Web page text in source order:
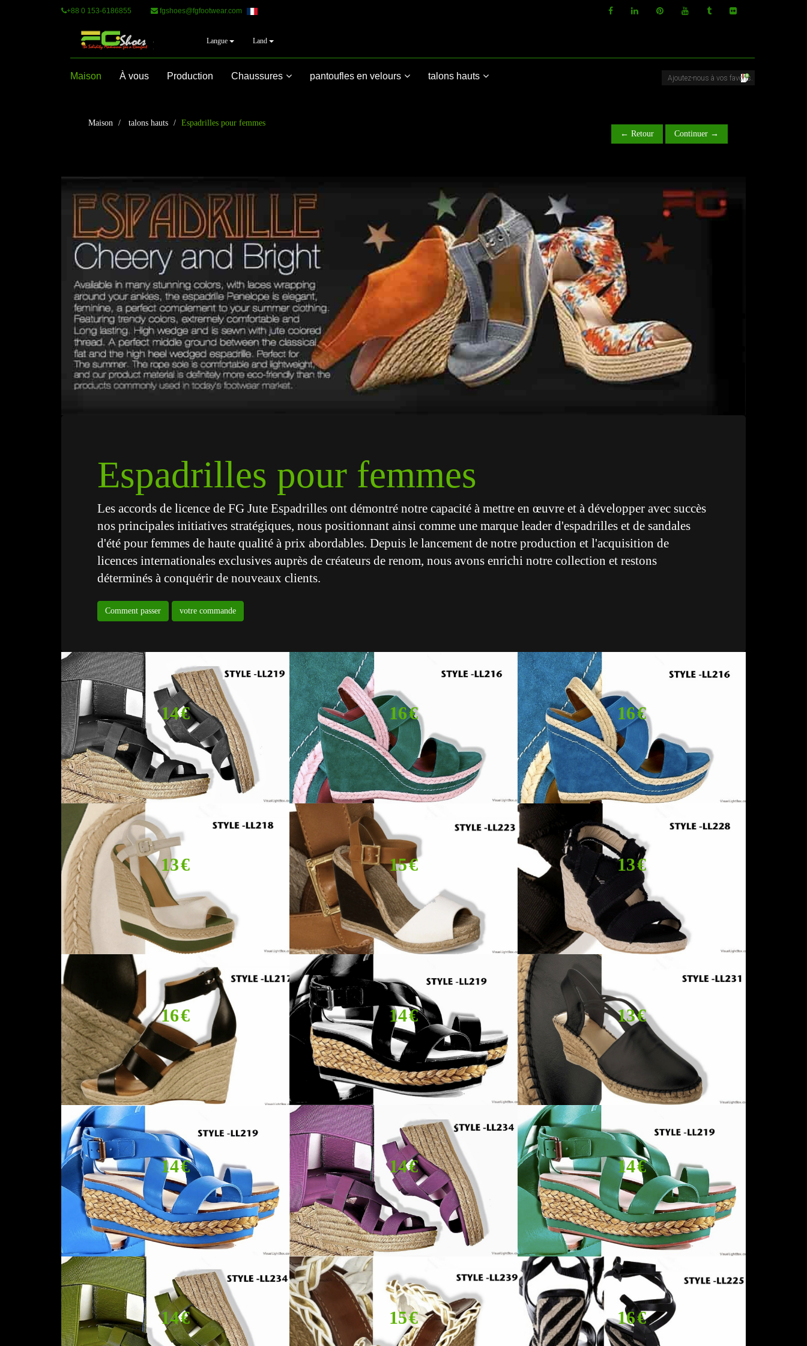
+88 0 153-6186855 fgshoes@fgfootwear.com
Langue Land
Maison À vous Production Chaussures pantoufles en velours talons hauts
Maison talons hauts
Espadrilles pour femmes
← Retour
Continuer →
Espadrilles pour femmes
Les accords de licence de FG Jute Espadrilles ont démontré notre capacité à mettre en œuvre et à développer avec succès
nos principales initiatives stratégiques, nous positionnant ainsi comme une marque leader d'espadrilles et de sandales
d'été pour femmes de haute qualité à prix abordables. Depuis le lancement de notre production et l'acquisition de
licences internationales exclusives auprès de créateurs de renom, nous avons enrichi notre collection et restons
déterminés à conquérir de nouveaux clients.
Comment passer votre commande
14 € 16 € 16 €
13 € 15 € 13 €
16 € 14 € 13 €
14 € 14 € 14 €
14 € 15 € 16 €